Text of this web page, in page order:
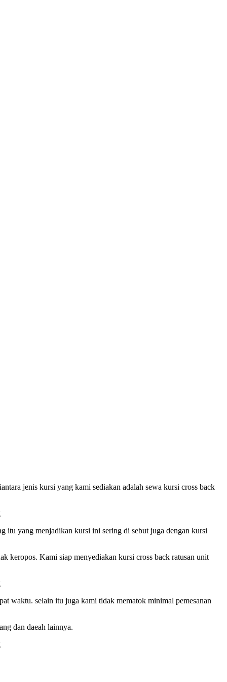
jenis kursi yang kami sediakan adalah sewa kursi cross back
itu yang menjadikan kursi ini sering di sebut juga dengan kursi
keropos. Kami siap menyediakan kursi cross back ratusan unit
waktu. selain itu juga kami tidak mematok minimal pemesanan
dan daeah lainnya.